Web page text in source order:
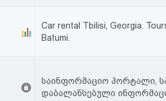
Car rental Tbilisi, Georgia.
Batumi.
საინფორმაციო პორტალი,
დაბალანსებული